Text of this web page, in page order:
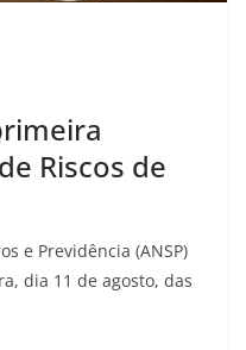
Riscos de
e Previdência (ANSP)
dia 11 de agosto, das